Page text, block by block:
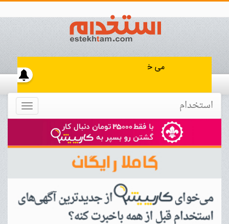
Toggle استخدام